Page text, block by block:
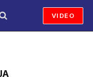
VIDEO